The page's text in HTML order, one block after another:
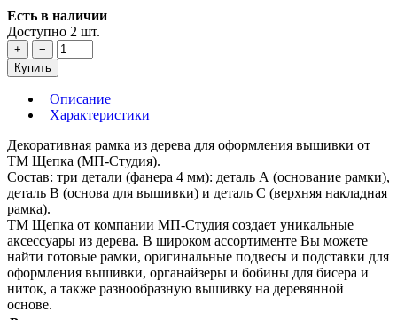
Есть в наличии
Доступно 2 шт.
+
−
Купить
Описание
Характеристики
Декоративная рамка из дерева для оформления вышивки от
ТМ Щепка (МП-Студия).
Состав: три детали (фанера 4 мм): деталь А (основание рамки),
деталь В (основа для вышивки) и деталь С (верхняя накладная
рамка).
ТМ Щепка от компании МП-Студия создает уникальные
аксессуары из дерева. В широком ассортименте Вы можете
найти готовые рамки, оригинальные подвесы и подставки для
оформления вышивки, органайзеры и бобины для бисера и
ниток, а также разнообразную вышивку на деревянной
основе.